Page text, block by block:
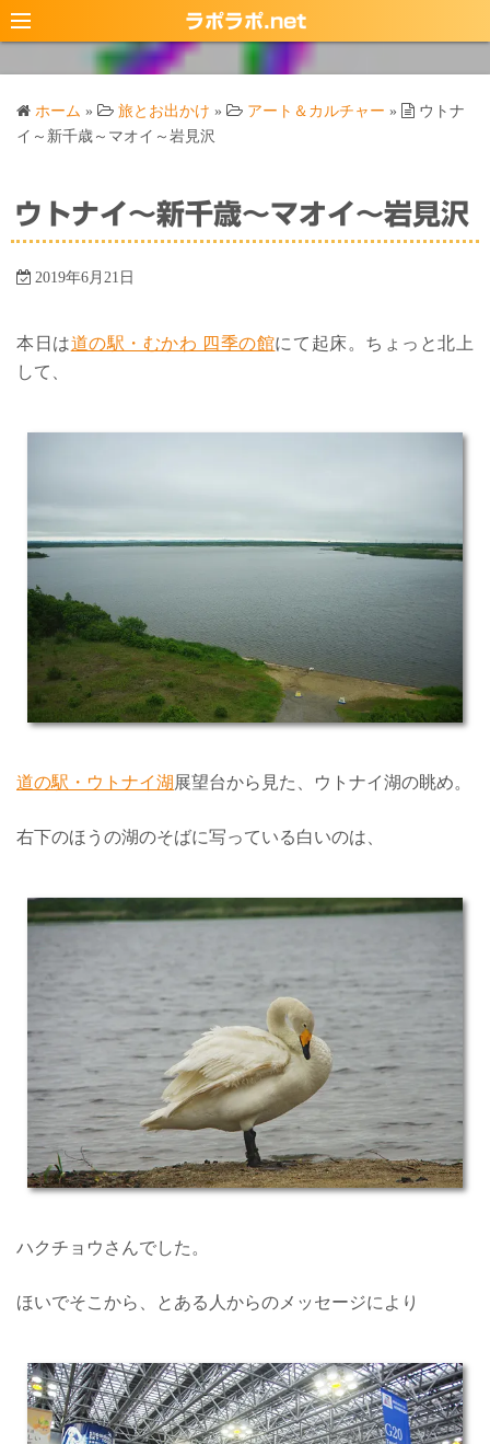
コ
ン
ッ
ラポラポ.net
ホーム » 旅とお出かけ » アート＆カルチャー »
ウトナ
イ～新千歳～マオイ～岩見沢
ウトナイ～新千歳～マオイ～岩見沢
2019年6月21日
本日は道の駅・むかわ 四季の館にて起床。ちょっと北上
して、
道の駅・ウトナイ湖 展望台から見た、ウトナイ湖の眺め。
右下のほうの湖のそばに写っている白いのは、
ハクチョウさんでした。
ほいでそこから、とある人からのメッセージにより